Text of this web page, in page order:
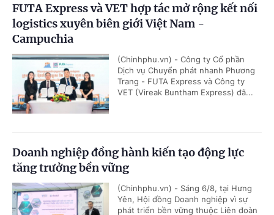
FUTA Express và VET hợp tác mở rộng kết nối
logistics xuyên biên giới Việt Nam -
Campuchia
(Chinhphu.vn) - Công ty Cổ phần
Dịch vụ Chuyển phát nhanh Phương
Trang - FUTA Express và Công ty
VET (Vireak Buntham Express) đã...
Doanh nghiệp đồng hành kiến tạo động lực
tăng trưởng bền vững
(Chinhphu.vn) - Sáng 6/8, tại Hưng
Yên, Hội đồng Doanh nghiệp vì sự
phát triển bền vững thuộc Liên đoàn